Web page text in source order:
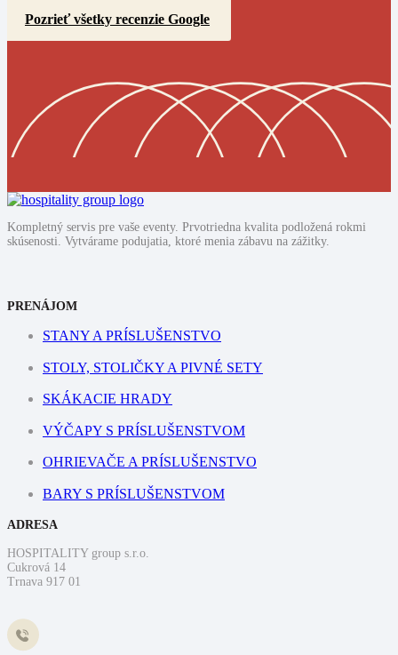
Pozrieť všetky recenzie Google
Kompletný servis pre vaše eventy. Prvotriedna kvalita podložená rokmi
skúsenosti. Vytvárame podujatia, ktoré menia zábavu na zážitky.
PRENÁJOM
STANY A PRÍSLUŠENSTVO
STOLY, STOLIČKY A PIVNÉ SETY
SKÁKACIE HRADY
VÝČAPY S PRÍSLUŠENSTVOM
OHRIEVAČE A PRÍSLUŠENSTVO
BARY S PRÍSLUŠENSTVOM
ADRESA
HOSPITALITY group s.r.o.
Cukrová 14
Trnava 917 01